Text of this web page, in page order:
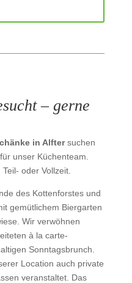
– gerne
in Alftersuchen
unser Küchenteam.
oder Vollzeit.
des Kottenforstes und
gemütlichem Biergarten
Wir verwöhnen
à la carte-
Sonntagsbrunch.
Location auch private
veranstaltet. Das